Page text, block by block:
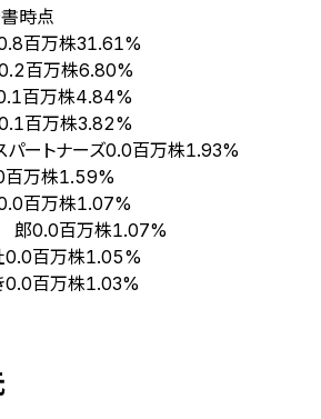
時点
百万株31.61%
百万株6.80%
百万株4.84%
百万株3.82%
ートナーズ0.0百万株1.93%
万株1.59%
百万株1.07%
郎0.0百万株1.07%
0.0百万株1.05%
0.0百万株1.03%